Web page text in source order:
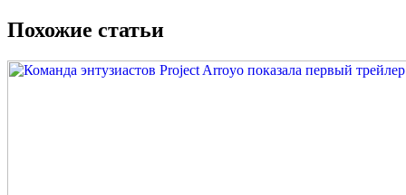
Похожие статьи